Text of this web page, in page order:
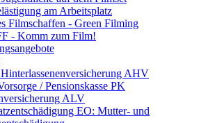
am Arbeitsplatz
Filmschaffen - Green Filming
- Komm zum Film!
AHV
/ Pensionskasse PK
ALV
EO: Mutter- und